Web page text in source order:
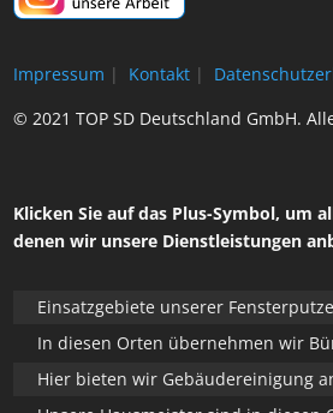
Impressum | Kontakt |
© 2021 TOP SD Deutschland GmbH.
Klicken Sie auf das Plus-Symbol, um
denen wir unsere Dienstleistungen
Einsatzgebiete unserer
In diesen Orten übernehmen wir
Hier bieten wir Gebäudereinigung